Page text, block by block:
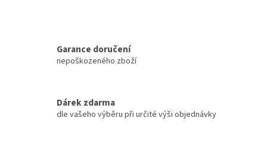
Garance doručení
nepoškozeného zboží
Dárek zdarma
dle vašeho výběru při určité výši objednávky